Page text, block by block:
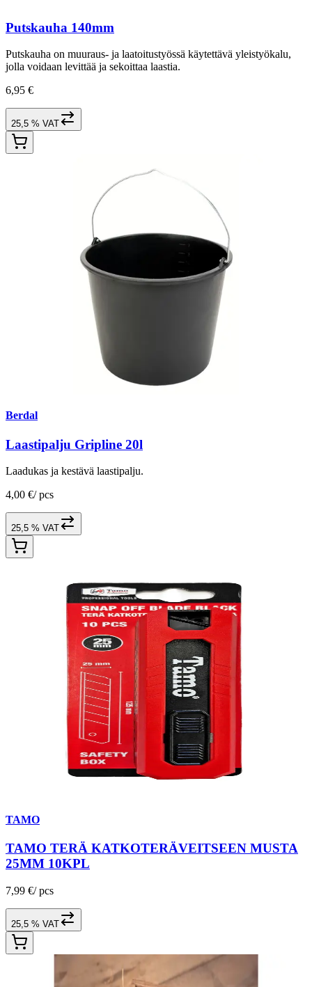
Putskauha 140mm
Putskauha on muuraus- ja laatoitustyössä käytettävä yleistyökalu,
jolla voidaan levittää ja sekoittaa laastia.
6,95 €
25,5 % VAT
Berdal
Laastipalju Gripline 20l
Laadukas ja kestävä laastipalju.
4,00 €/ pcs
25,5 % VAT
TAMO
TAMO TERÄ KATKOTERÄVEITSEEN MUSTA
25MM 10KPL
7,99 €/ pcs
25,5 % VAT